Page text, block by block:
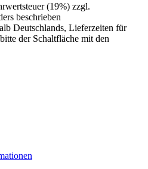
(19%) zzgl.
beschrieben
Deutschlands, Lieferzeiten für
der Schaltfläche mit den